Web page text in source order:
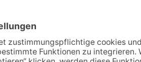
und die Konzentration
verbinden wir sanfte
zum Umgang mit